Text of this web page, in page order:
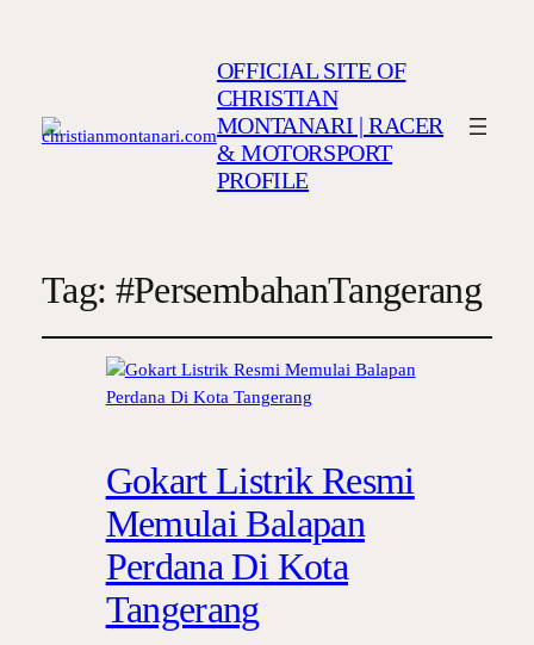
OFFICIAL SITE OF
CHRISTIAN
MONTANARI | RACER
& MOTORSPORT
PROFILE
Tag: #PersembahanTangerang
Gokart Listrik Resmi
Memulai Balapan
Perdana Di Kota
Tangerang